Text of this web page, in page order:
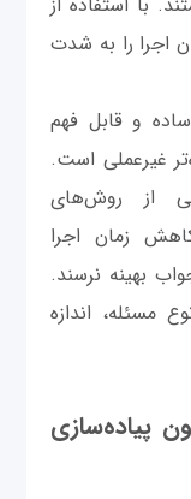
اجرا را به شدت
به طور کلی، الگوریتم Brute Force ساده و قابل فهم
غیرعملی است.
از روش‌های
زمان اجرا
بهینه نرسند.
مسئله، اندازه
پیاده‌سازی